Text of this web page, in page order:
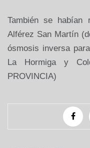
También se habían
Alférez San Martín
ósmosis inversa
La Hormiga y
PROVINCIA)